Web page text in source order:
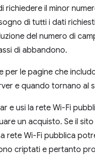
richiedere il minor
di tutti i dati
del numero di
di abbandono.
per le pagine che
e quando tornano al
e usi la rete Wi-Fi
un acquisto. Se il sito
rete Wi-Fi pubblica
criptati e pertanto